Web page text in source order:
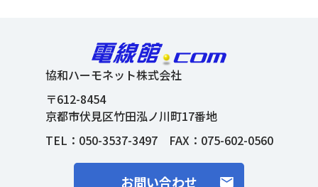
協和ハーモネット株式会社
〒612-8454
京都市伏見区竹田泓ノ川町17番地
TEL： 050-3537-3497FAX：075-602-0560
お問い合わせ